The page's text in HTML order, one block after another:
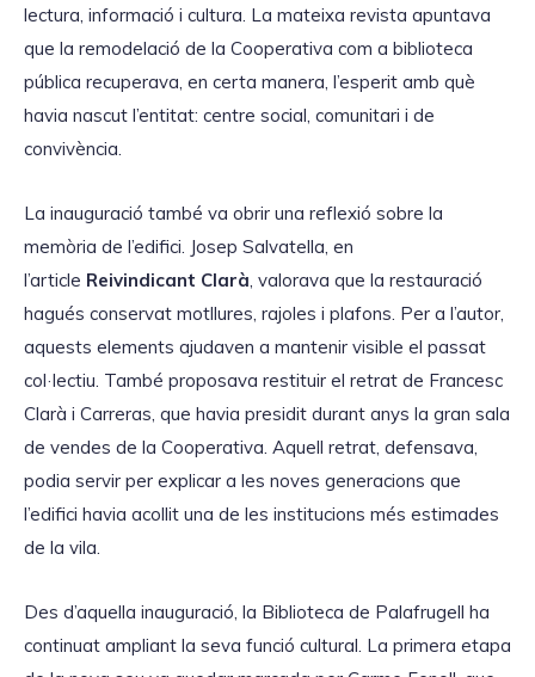
lectura, informació i cultura. La mateixa revista apuntava
que la remodelació de la Cooperativa com a biblioteca
pública recuperava, en certa manera, l’esperit amb què
havia nascut l’entitat: centre social, comunitari i de
convivència.
La inauguració també va obrir una reflexió sobre la
memòria de l’edifici. Josep Salvatella, en
l’article Reivindicant Clarà, valorava que la restauració
hagués conservat motllures, rajoles i plafons. Per a l’autor,
aquests elements ajudaven a mantenir visible el passat
col·lectiu. També proposava restituir el retrat de Francesc
Clarà i Carreras, que havia presidit durant anys la gran sala
de vendes de la Cooperativa. Aquell retrat, defensava,
podia servir per explicar a les noves generacions que
l’edifici havia acollit una de les institucions més estimades
de la vila.
Des d’aquella inauguració, la Biblioteca de Palafrugell ha
continuat ampliant la seva funció cultural. La primera etapa